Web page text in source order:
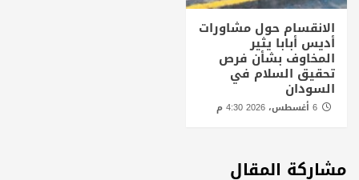
الانقسام حول مشاورات
أديس أبابا يثير
المخاوف بشأن فرص
تحقيق السلام في
السودان
مشاركة المقال